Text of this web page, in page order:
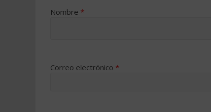
Nombre *
Correo electrónico *